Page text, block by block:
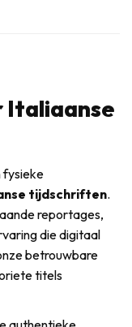
Italiaanse
fysieke
tijdschriften.
reportages,
die digitaal
betrouwbare
titels